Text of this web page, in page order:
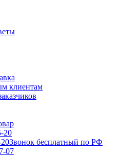
клиентам
20
Звонок бесплатный по РФ
07